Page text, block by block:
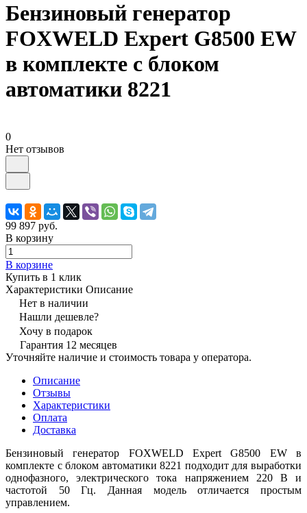
Бензиновый генератор
FOXWELD Expert G8500 EW
в комплекте с блоком
автоматики 8221
0
Нет отзывов
99 897 руб.
В корзину
В корзине
Купить в 1 клик
Характеристики Описание
Нет в наличии
Нашли дешевле?
Хочу в подарок
Гарантия 12 месяцев
Уточняйте наличие и стоимость товара у оператора.
Описание
Отзывы
Характеристики
Оплата
Доставка
Бензиновый генератор FOXWELD Expert G8500 EW в
комплекте с блоком автоматики 8221 подходит для выработки
однофазного, электрического тока напряжением 220 В и
частотой 50 Гц. Данная модель отличается простым
управлением.